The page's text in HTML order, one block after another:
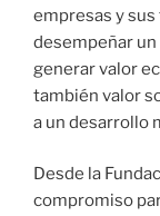
empresas y
desempeñar un
generar valor
también valor
a un desarrollo
Desde la
compromiso